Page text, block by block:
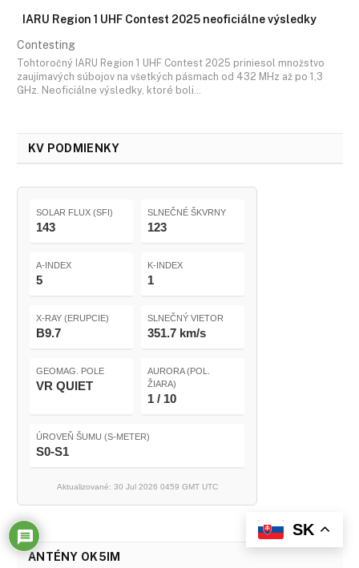
IARU Region 1 UHF Contest 2025 neoficiálne výsledky
Contesting
Tohtoročný IARU Region 1 UHF Contest 2025 priniesol množstvo
zaujímavých súbojov na všetkých pásmach od 432 MHz až po 1,3
GHz. Neoficiálne výsledky, ktoré boli…
KV PODMIENKY
SOLAR FLUX (SFI)
143
SLNEČNÉ ŠKVRNY
123
A-INDEX
5
K-INDEX
1
X-RAY (ERUPCIE)
B9.7
SLNEČNÝ VIETOR
351.7 km/s
GEOMAG. POLE
VR QUIET
AURORA (POL.
ŽIARA)
1 / 10
ÚROVEŇ ŠUMU (S-METER)
S0-S1
Aktualizované: 30 Jul 2026 0459 GMT UTC
ANTÉNY OK5IM
SK